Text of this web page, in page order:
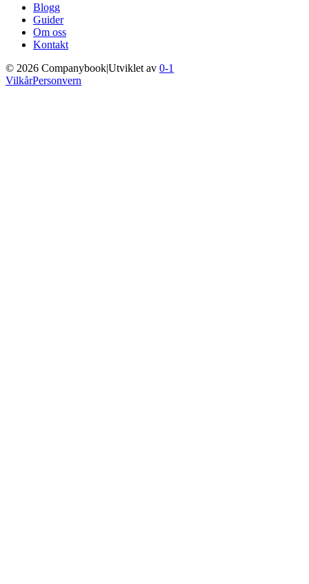
Blogg
Guider
Om oss
Kontakt
© 2026 Companybook|Utviklet av 0-1
VilkårPersonvern